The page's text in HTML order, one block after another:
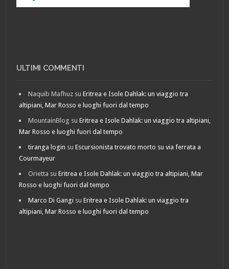
ULTIMI COMMENTI
Naquib Mafhuz suEritrea e Isole Dahlak: un viaggio tra
altipiani, Mar Rosso e luoghi fuori dal tempo
MountainBlog suEritrea e Isole Dahlak: un viaggio tra altipiani,
Mar Rosso e luoghi fuori dal tempo
tiranga login suEscursionista trovato morto su via ferrata a
Courmayeur
Orietta suEritrea e Isole Dahlak: un viaggio tra altipiani, Mar
Rosso e luoghi fuori dal tempo
Marco Di Gangi suEritrea e Isole Dahlak: un viaggio tra
altipiani, Mar Rosso e luoghi fuori dal tempo